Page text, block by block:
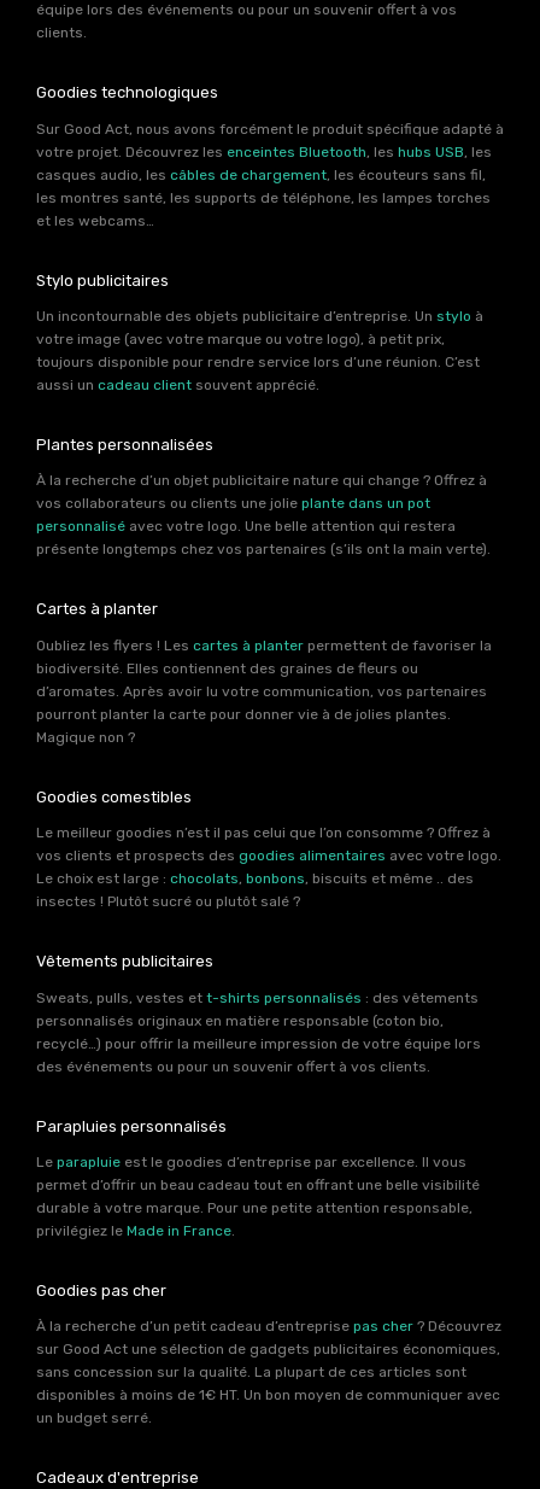
équipe lors des événements ou pour un souvenir offert à vos
clients.
Goodies technologiques
Sur Good Act, nous avons forcément le produit spécifique adapté à
votre projet. Découvrez les enceintes Bluetooth , les hubs USB , les
casques audio, les câbles de chargement , les écouteurs sans fil,
les montres santé, les supports de téléphone, les lampes torches
et les webcams…
Stylo publicitaires
Un incontournable des objets publicitaire d’entreprise. Un stylo à
votre image (avec votre marque ou votre logo), à petit prix,
toujours disponible pour rendre service lors d’une réunion. C’est
aussi un cadeau client souvent apprécié.
Plantes personnalisées
À la recherche d’un objet publicitaire nature qui change ? Offrez à
vos collaborateurs ou clients une jolie plante dans un pot
personnalisé avec votre logo. Une belle attention qui restera
présente longtemps chez vos partenaires (s’ils ont la main verte).
Cartes à planter
Oubliez les flyers ! Les cartes à planter permettent de favoriser la
biodiversité. Elles contiennent des graines de fleurs ou
d’aromates. Après avoir lu votre communication, vos partenaires
pourront planter la carte pour donner vie à de jolies plantes.
Magique non ?
Goodies comestibles
Le meilleur goodies n’est il pas celui que l’on consomme ? Offrez à
vos clients et prospects des goodies alimentaires avec votre logo.
Le choix est large : chocolats, bonbons, biscuits et même .. des
insectes ! Plutôt sucré ou plutôt salé ?
Vêtements publicitaires
Sweats, pulls, vestes et t-shirts personnalisés : des vêtements
personnalisés originaux en matière responsable (coton bio,
recyclé…) pour offrir la meilleure impression de votre équipe lors
des événements ou pour un souvenir offert à vos clients.
Parapluies personnalisés
Le parapluie est le goodies d’entreprise par excellence. Il vous
permet d’offrir un beau cadeau tout en offrant une belle visibilité
durable à votre marque. Pour une petite attention responsable,
privilégiez le Made in France.
Goodies pas cher
À la recherche d’un petit cadeau d’entreprise pas cher ? Découvrez
sur Good Act une sélection de gadgets publicitaires économiques,
sans concession sur la qualité. La plupart de ces articles sont
disponibles à moins de 1€ HT. Un bon moyen de communiquer avec
un budget serré.
Cadeaux d'entreprise